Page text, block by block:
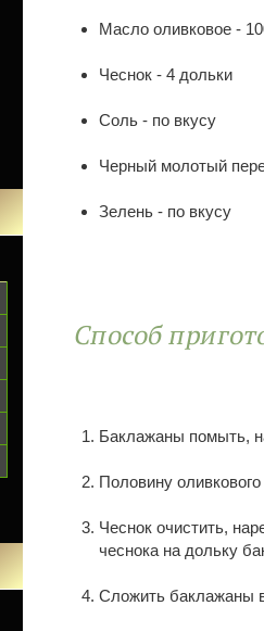
Масло оливковое -
Чеснок - 4 дольки
Соль - по вкусу
Черный молотый
Зелень - по вкусу
Способ
Баклажаны помыть,
Половину
Чеснок очистить,
чеснока на дольку
Сложить баклажаны